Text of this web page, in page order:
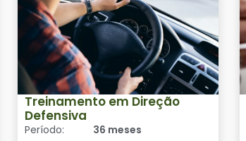
Treinamento em Direção
Defensiva
Período:
36 meses